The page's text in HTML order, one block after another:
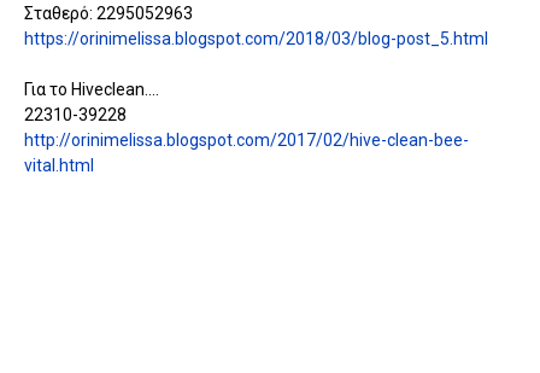
Σταθερό: 2295052963
https://orinimelissa.blogspot.com/2018/03/blog-post_5.html
Για το Hiveclean....
22310-39228
http://orinimelissa.blogspot.com/2017/02/hive-clean-bee-
vital.html